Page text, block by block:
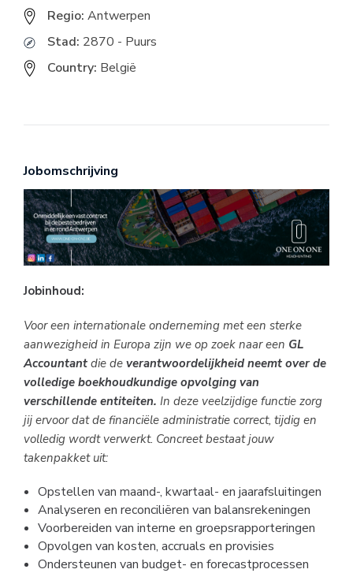
Regio: Antwerpen
Stad: 2870 - Puurs
Country: België
Jobomschrijving
Jobinhoud:
Voor een internationale onderneming met een sterke
aanwezigheid in Europa zijn we op zoek naar een GL
Accountant die de verantwoordelijkheid neemt over de
volledige boekhoudkundige opvolging van
verschillende entiteiten. In deze veelzijdige functie zorg
jij ervoor dat de financiële administratie correct, tijdig en
volledig wordt verwerkt. Concreet bestaat jouw
takenpakket uit:
Opstellen van maand-, kwartaal- en jaarafsluitingen
Analyseren en reconciliëren van balansrekeningen
Voorbereiden van interne en groepsrapporteringen
Opvolgen van kosten, accruals en provisies
Ondersteunen van budget- en forecastprocessen